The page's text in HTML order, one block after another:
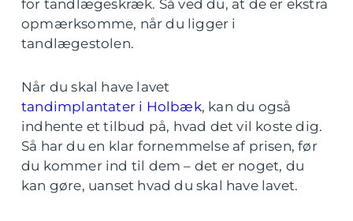
for tandlægeskræk. Så ved du, at de er ekstra
opmærksomme, når du ligger i
tandlægestolen.
Når du skal have lavet
tandimplantater i Holbæk, kan du også
indhente et tilbud på, hvad det vil koste dig.
Så har du en klar fornemmelse af prisen, før
du kommer ind til dem – det er noget, du
kan gøre, uanset hvad du skal have lavet.